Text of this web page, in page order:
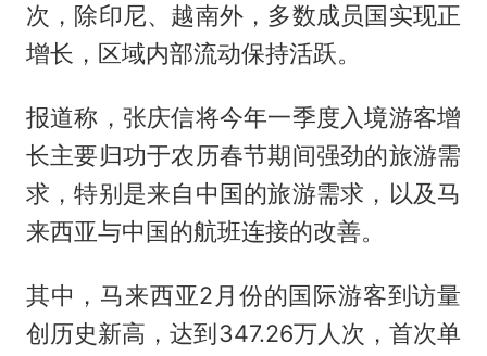
次，除印尼、越南外，多数成员国实现正
增长，区域内部流动保持活跃。
报道称，张庆信将今年一季度入境游客增
长主要归功于农历春节期间强劲的旅游需
求，特别是来自中国的旅游需求，以及马
来西亚与中国的航班连接的改善。
其中，马来西亚2月份的国际游客到访量
创历史新高，达到347.26万人次，首次单